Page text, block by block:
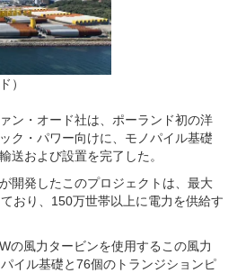
）
ン・オード社は、ポーランド初の洋
ク・パワー向けに、モノパイル基礎
送および設置を完了した。
開発したこのプロジェクトは、最大
おり、150万世帯以上に電力を供給す
の風力タービンを使用するこの風力
イル基礎と76個のトランジションピ